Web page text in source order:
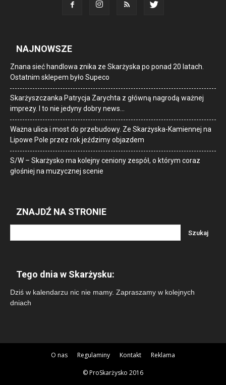
NAJNOWSZE
Znana sieć handlowa znika ze Skarżyska po ponad 20 latach.
Ostatnim sklepem było Supeco
Skarżyszczanka Patrycja Zarychta z główną nagrodą ważnej
imprezy. I to nie jedyny dobry news…
Ważna ulica i most do przebudowy. Ze Skarżyska-Kamiennej na
Lipowe Pole przez rok jeździmy objazdem
S/W – Skarżysko ma kolejny ceniony zespół, o którym coraz
głośniej na muzycznej scenie
ZNAJDŹ NA STRONIE
Tego dnia w Skarżysku:
Dziś w kalendarzu nic nie mamy. Zapraszamy w kolejnych
dniach
O nas Regulaminy Kontakt Reklama
© ProSkarżysko 2016